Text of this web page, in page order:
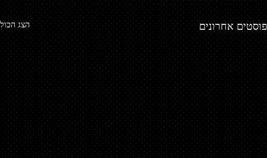
פוסטים אחרונים הצג הכול